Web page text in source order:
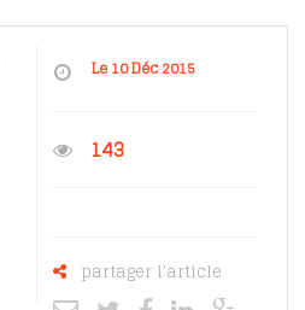
Le 10 Déc 2015
143
partager l'article